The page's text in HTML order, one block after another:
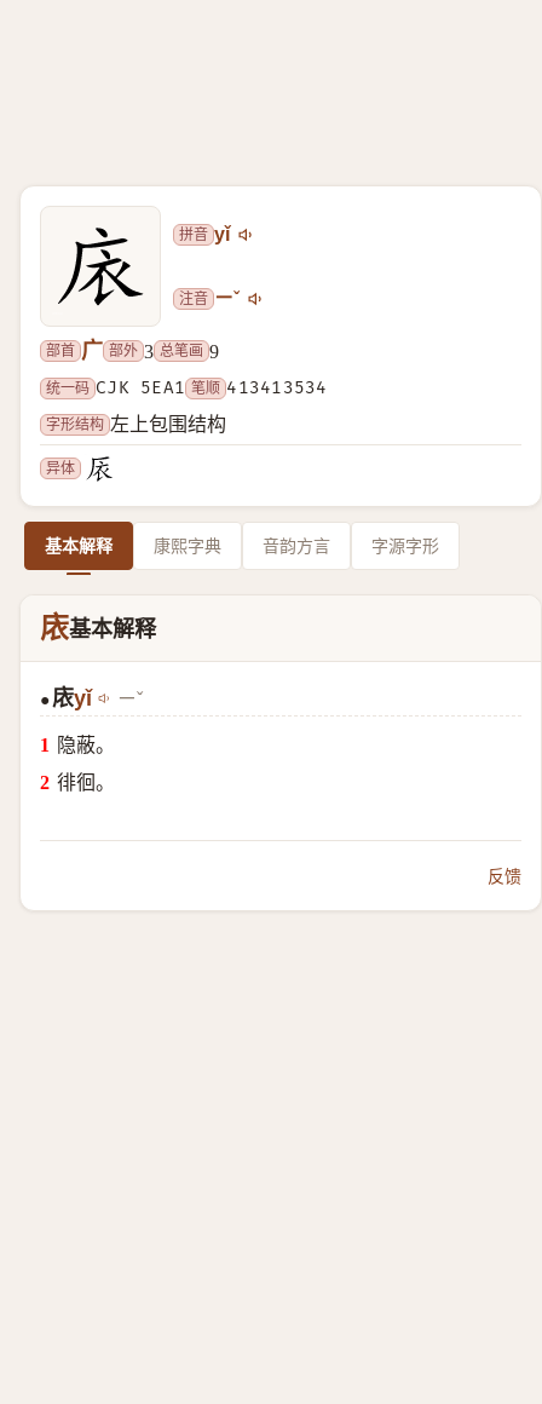
拼音 yǐ
注音 ㄧˇ
部首 广 部外 3 总笔画 9
统一码 CJK 5EA1 笔顺 413413534
字形结构 左上包围结构
异体
基本解释 康熙字典 音韵方言 字源字形
庡基本解释
● 庡yǐ ㄧˇ
隐蔽。
徘徊。
反馈